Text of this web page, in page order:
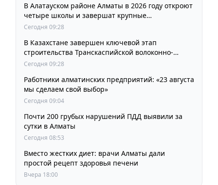
В Алатауском районе Алматы в 2026 году откроют
четыре школы и завершат крупные
инфраструктурные проекты
Сегодня 09:28
В Казахстане завершен ключевой этап
строительства Транскаспийской волоконно-
оптической линии связи
Сегодня 09:28
Работники алматинских предприятий: «23 августа
мы сделаем свой выбор»
Сегодня 09:04
Почти 200 грубых нарушений ПДД выявили за
сутки в Алматы
Сегодня 08:53
Вместо жестких диет: врачи Алматы дали
Вчера 18:00